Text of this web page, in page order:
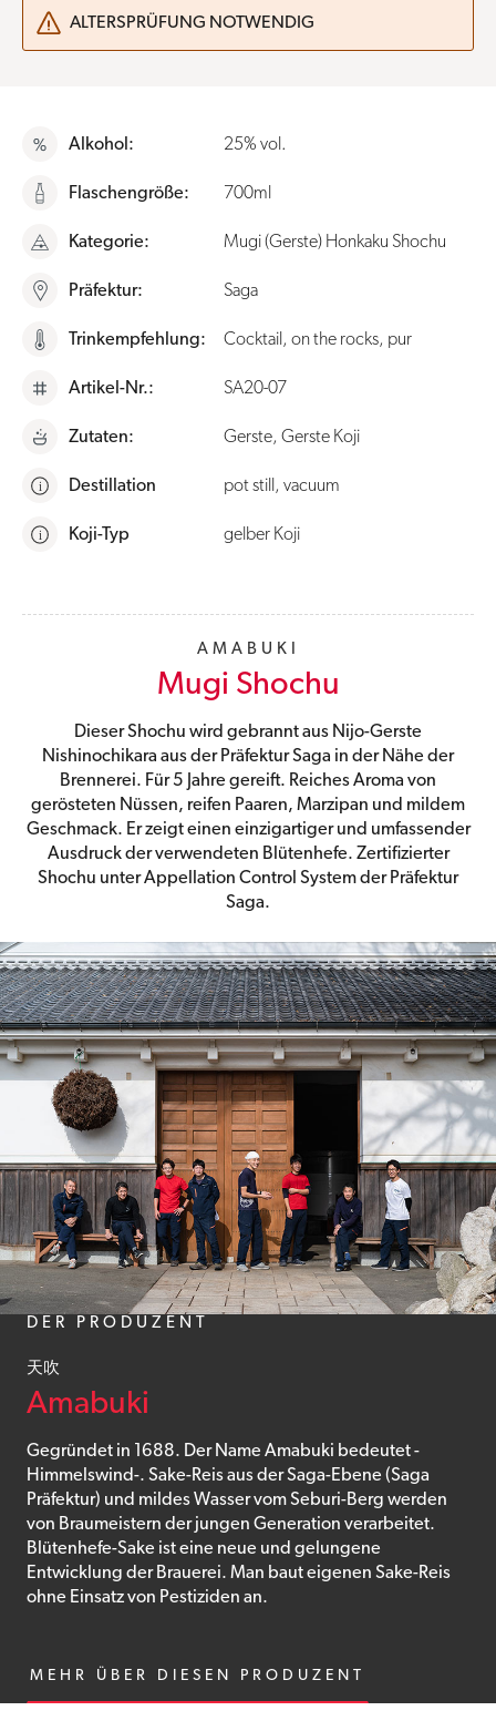
ALTERSPRÜFUNG NOTWENDIG
Alkohol: 25% vol.
Flaschengröße: 700ml
Kategorie: Mugi (Gerste) Honkaku Shochu
Präfektur: Saga
Trinkempfehlung: Cocktail, on the rocks, pur
Artikel-Nr.: SA20-07
Zutaten: Gerste, Gerste Koji
i Destillation pot still, vacuum
i Koji-Typ gelber Koji
AMABUKI
Mugi Shochu
Dieser Shochu wird gebrannt aus Nijo-Gerste
Nishinochikara aus der Präfektur Saga in der Nähe der
Brennerei. Für 5 Jahre gereift. Reiches Aroma von
gerösteten Nüssen, reifen Paaren, Marzipan und mildem
Geschmack. Er zeigt einen einzigartiger und umfassender
Ausdruck der verwendeten Blütenhefe. Zertifizierter
Shochu unter Appellation Control System der Präfektur
Saga.
DER PRODUZENT
天吹
Amabuki
Gegründet in 1688. Der Name Amabuki bedeutet -
Himmelswind-. Sake-Reis aus der Saga-Ebene (Saga
Präfektur) und mildes Wasser vom Seburi-Berg werden
von Braumeistern der jungen Generation verarbeitet.
Blütenhefe-Sake ist eine neue und gelungene
Entwicklung der Brauerei. Man baut eigenen Sake-Reis
ohne Einsatz von Pestiziden an.
MEHR ÜBER DIESEN PRODUZENT